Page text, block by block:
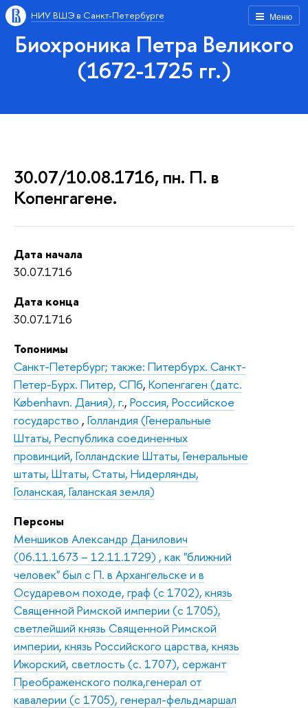
Меню
НИУ ВШЭ в Санкт-Петербурге
Биохроника Петра Великого
(1672-1725 гг.)
30.07/10.08.1716, пн. П. в
Копенгагене.
Дата начала
30.07.1716
Дата конца
30.07.1716
Топонимы
Санкт-Петербург; также: Питербурх. Санкт-
Петер-Бурх. Питер, СПб, Копенгаген (датс.
København. Дания), г., Россия, Российское
государство , Голландия (Генеральные
Штаты, Республика соединенных
провинций, Голландские Штаты, Генеральные
штаты, Штаты, Статы, Нидерлянды,
Голанская, Галанская земля)
Персоны
Меншиков Александр Данилович
(06.11.1673 – 12.11.1729) , как "ближний
человек" был с П. в Архангельске и в
Осударевом походе, граф (с 1702), князь
Священной Римской империи (с 1705),
светлейший князь Священной Римской
империи, князь Российского царства, князь
Ижорский, светлость (с. 1707), сержант
Преображенского полка,генерал от
кавалерии (с 1705), генерал-фельдмаршал